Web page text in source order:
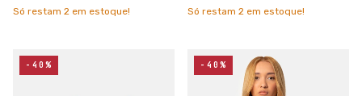
Só restam 2 em estoque! Só restam 2 em estoque!
-40% -40%